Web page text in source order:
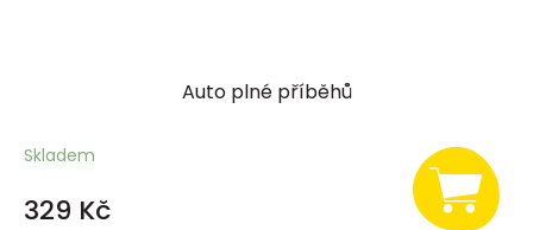
Auto plné příběhů
Skladem
329 Kč